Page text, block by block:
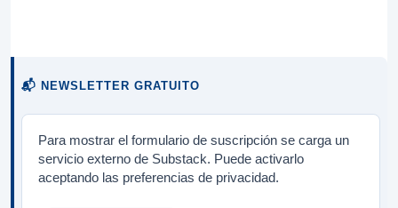
📬 NEWSLETTER GRATUITO
Para mostrar el formulario de suscripción se carga un
servicio externo de Substack. Puede activarlo
aceptando las preferencias de privacidad.